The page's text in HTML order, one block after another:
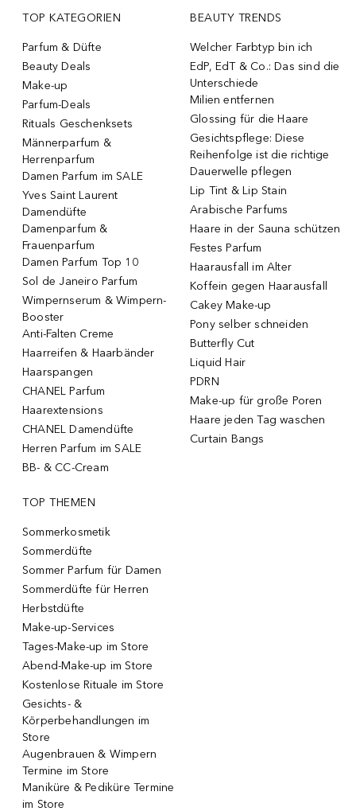
TOP KATEGORIEN
Parfum & Düfte
Beauty Deals
Make-up
Parfum-Deals
Rituals Geschenksets
Männerparfum &
Herrenparfum
Damen Parfum im SALE
Yves Saint Laurent
Damendüfte
Damenparfum &
Frauenparfum
Damen Parfum Top 10
Sol de Janeiro Parfum
Wimpernserum & Wimpern-
Booster
Anti-Falten Creme
Haarreifen & Haarbänder
Haarspangen
CHANEL Parfum
Haarextensions
CHANEL Damendüfte
Herren Parfum im SALE
BB- & CC-Cream
BEAUTY TRENDS
Welcher Farbtyp bin ich
EdP, EdT & Co.: Das sind die
Unterschiede
Milien entfernen
Glossing für die Haare
Gesichtspflege: Diese
Reihenfolge ist die richtige
Dauerwelle pflegen
Lip Tint & Lip Stain
Arabische Parfums
Haare in der Sauna schützen
Festes Parfum
Haarausfall im Alter
Koffein gegen Haarausfall
Cakey Make-up
Pony selber schneiden
Butterfly Cut
Liquid Hair
PDRN
Make-up für große Poren
Haare jeden Tag waschen
Curtain Bangs
TOP THEMEN
Sommerkosmetik
Sommerdüfte
Sommer Parfum für Damen
Sommerdüfte für Herren
Herbstdüfte
Make-up-Services
Tages-Make-up im Store
Abend-Make-up im Store
Kostenlose Rituale im Store
Gesichts- &
Körperbehandlungen im
Store
Augenbrauen & Wimpern
Termine im Store
Maniküre & Pediküre Termine
im Store